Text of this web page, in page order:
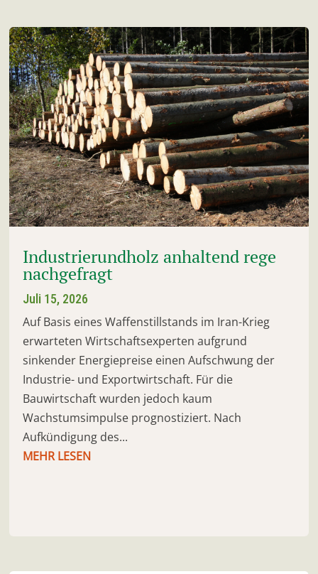
Industrierundholz anhaltend rege
nachgefragt
Juli 15, 2026
Auf Basis eines Waffenstillstands im Iran-Krieg
erwarteten Wirtschaftsexperten aufgrund
sinkender Energiepreise einen Aufschwung der
Industrie- und Exportwirtschaft. Für die
Bauwirtschaft wurden jedoch kaum
Wachstumsimpulse prognostiziert. Nach
Aufkündigung des...
MEHR LESEN